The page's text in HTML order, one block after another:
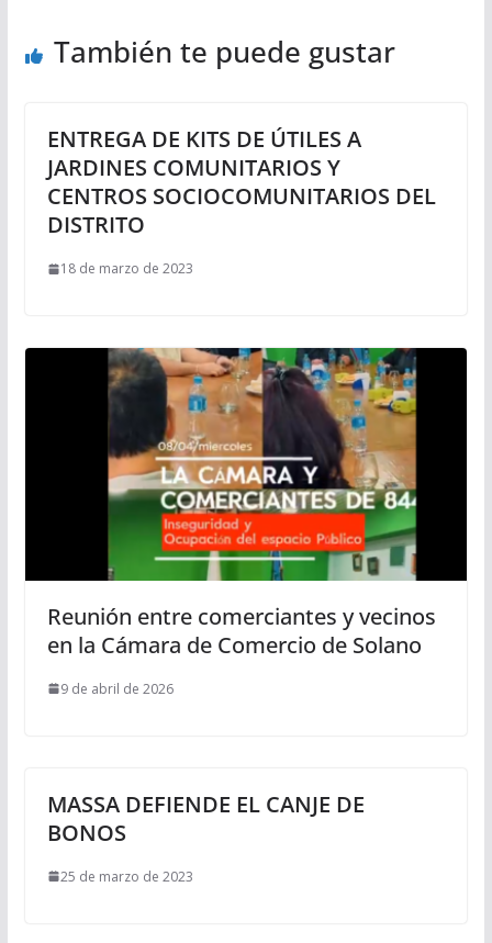
También te puede gustar
ENTREGA DE KITS DE ÚTILES A
JARDINES COMUNITARIOS Y
CENTROS SOCIOCOMUNITARIOS DEL
DISTRITO
18 de marzo de 2023
Reunión entre comerciantes y vecinos
en la Cámara de Comercio de Solano
9 de abril de 2026
MASSA DEFIENDE EL CANJE DE
BONOS
25 de marzo de 2023